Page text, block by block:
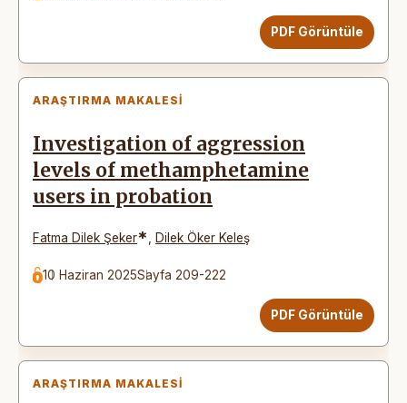
PDF Görüntüle
ARAŞTIRMA MAKALESI
Investigation of aggression
levels of methamphetamine
users in probation
Fatma Dilek Şeker* Dilek Öker Keleş
10 Haziran 2025Sayfa 209-222
PDF Görüntüle
ARAŞTIRMA MAKALESI